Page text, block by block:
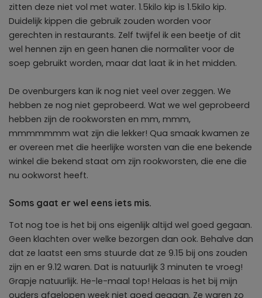
zitten deze niet vol met water. 1.5kilo kip is 1.5kilo kip.
Duidelijk kippen die gebruik zouden worden voor
gerechten in restaurants. Zelf twijfel ik een beetje of dit
wel hennen zijn en geen hanen die normaliter voor de
soep gebruikt worden, maar dat laat ik in het midden.
De ovenburgers kan ik nog niet veel over zeggen. We
hebben ze nog niet geprobeerd. Wat we wel geprobeerd
hebben zijn de rookworsten en mm, mmm,
mmmmmmm wat zijn die lekker! Qua smaak kwamen ze
er overeen met die heerlijke worsten van die ene bekende
winkel die bekend staat om zijn rookworsten, die ene die
nu ookworst heeft.
Soms gaat er wel eens iets mis.
Tot nog toe is het bij ons eigenlijk altijd wel goed gegaan.
Geen klachten over welke bezorgen dan ook. Behalve dan
dat ze laatst een sms stuurde dat ze 9.15 bij ons zouden
zijn en er 9.12 waren. Dat is natuurlijk 3 minuten te vroeg!
Grapje natuurlijk. He-le-maal top! Helaas is het bij mijn
ouders afgelopen week niet goed gegaan. Ze waren zo